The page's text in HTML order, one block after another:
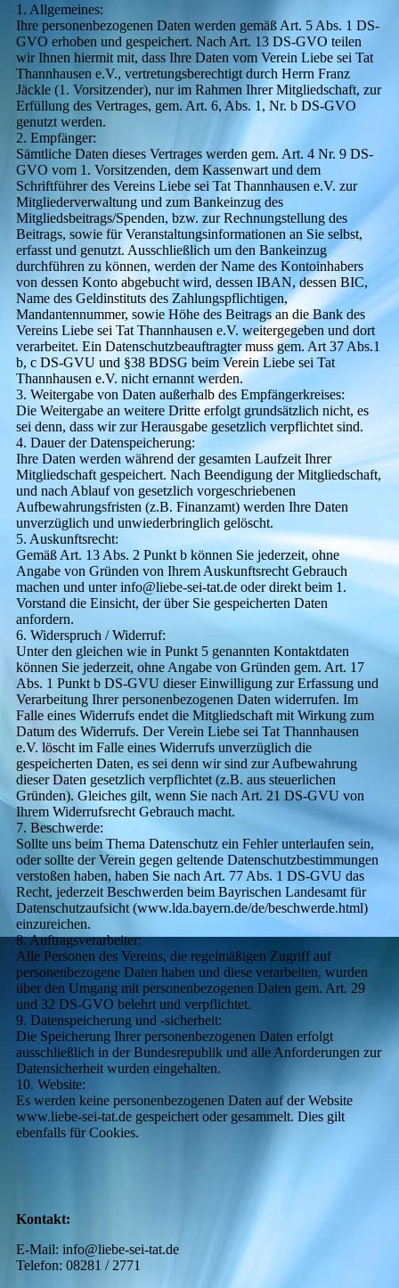
1. Allgemeines:
Ihre personenbezogenen Daten werden gemäß Art. 5 Abs. 1 DS-
GVO erhoben und gespeichert. Nach Art. 13 DS-GVO teilen
wir Ihnen hiermit mit, dass Ihre Daten vom Verein Liebe sei Tat
Thannhausen e.V., vertretungsberechtigt durch Herrn Franz
Jäckle (1. Vorsitzender), nur im Rahmen Ihrer Mitgliedschaft, zur
Erfüllung des Vertrages, gem. Art. 6, Abs. 1, Nr. b DS-GVO
genutzt werden.
2. Empfänger:
Sämtliche Daten dieses Vertrages werden gem. Art. 4 Nr. 9 DS-
GVO vom 1. Vorsitzenden, dem Kassenwart und dem
Schriftführer des Vereins Liebe sei Tat Thannhausen e.V. zur
Mitgliederverwaltung und zum Bankeinzug des
Mitgliedsbeitrags/Spenden, bzw. zur Rechnungstellung des
Beitrags, sowie für Veranstaltungsinformationen an Sie selbst,
erfasst und genutzt. Ausschließlich um den Bankeinzug
durchführen zu können, werden der Name des Kontoinhabers
von dessen Konto abgebucht wird, dessen IBAN, dessen BIC,
Name des Geldinstituts des Zahlungspflichtigen,
Mandantennummer, sowie Höhe des Beitrags an die Bank des
Vereins Liebe sei Tat Thannhausen e.V. weitergegeben und dort
verarbeitet. Ein Datenschutzbeauftragter muss gem. Art 37 Abs.1
b, c DS-GVU und §38 BDSG beim Verein Liebe sei Tat
Thannhausen e.V. nicht ernannt werden.
3. Weitergabe von Daten außerhalb des Empfängerkreises:
Die Weitergabe an weitere Dritte erfolgt grundsätzlich nicht, es
sei denn, dass wir zur Herausgabe gesetzlich verpflichtet sind.
4. Dauer der Datenspeicherung:
Ihre Daten werden während der gesamten Laufzeit Ihrer
Mitgliedschaft gespeichert. Nach Beendigung der Mitgliedschaft,
und nach Ablauf von gesetzlich vorgeschriebenen
Aufbewahrungsfristen (z.B. Finanzamt) werden Ihre Daten
unverzüglich und unwiederbringlich gelöscht.
5. Auskunftsrecht:
Gemäß Art. 13 Abs. 2 Punkt b können Sie jederzeit, ohne
Angabe von Gründen von Ihrem Auskunftsrecht Gebrauch
machen und unter info@liebe-sei-tat.de oder direkt beim 1.
Vorstand die Einsicht, der über Sie gespeicherten Daten
anfordern.
6. Widerspruch / Widerruf:
Unter den gleichen wie in Punkt 5 genannten Kontaktdaten
können Sie jederzeit, ohne Angabe von Gründen gem. Art. 17
Abs. 1 Punkt b DS-GVU dieser Einwilligung zur Erfassung und
Verarbeitung Ihrer personenbezogenen Daten widerrufen. Im
Falle eines Widerrufs endet die Mitgliedschaft mit Wirkung zum
Datum des Widerrufs. Der Verein Liebe sei Tat Thannhausen
e.V. löscht im Falle eines Widerrufs unverzüglich die
gespeicherten Daten, es sei denn wir sind zur Aufbewahrung
dieser Daten gesetzlich verpflichtet (z.B. aus steuerlichen
Gründen). Gleiches gilt, wenn Sie nach Art. 21 DS-GVU von
Ihrem Widerrufsrecht Gebrauch macht.
7. Beschwerde:
Sollte uns beim Thema Datenschutz ein Fehler unterlaufen sein,
oder sollte der Verein gegen geltende Datenschutzbestimmungen
verstoßen haben, haben Sie nach Art. 77 Abs. 1 DS-GVU das
Recht, jederzeit Beschwerden beim Bayrischen Landesamt für
Datenschutzaufsicht (www.lda.bayern.de/de/beschwerde.html)
einzureichen.
8. Auftragsverarbeiter:
Alle Personen des Vereins, die regelmäßigen Zugriff auf
personenbezogene Daten haben und diese verarbeiten, wurden
über den Umgang mit personenbezogenen Daten gem. Art. 29
und 32 DS-GVO belehrt und verpflichtet.
9. Datenspeicherung und -sicherheit:
Die Speicherung Ihrer personenbezogenen Daten erfolgt
ausschließlich in der Bundesrepublik und alle Anforderungen zur
Datensicherheit wurden eingehalten.
10. Website:
Es werden keine personenbezogenen Daten auf der Website
www.liebe-sei-tat.de gespeichert oder gesammelt. Dies gilt
ebenfalls für Cookies.
Kontakt:
E-Mail: info@liebe-sei-tat.de
Telefon: 08281 / 2771